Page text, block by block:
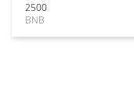
2500
BNB